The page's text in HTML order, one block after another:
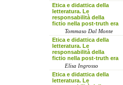
Etica e didattica della
letteratura. Le
responsabilità della
fictio nella post-truth era
Tommaso Dal Monte
Etica e didattica della
letteratura. Le
responsabilità della
fictio nella post-truth era
Elisa Ingrosso
Etica e didattica della
letteratura. Le